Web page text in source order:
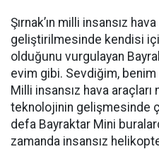
Şırnak’ın milli insansız hava
geliştirilmesinde kendisi
olduğunu vurgulayan
evim gibi. Sevdiğim,
Milli insansız hava
teknolojinin gelişmesinde
defa Bayraktar Mini
zamanda insansız